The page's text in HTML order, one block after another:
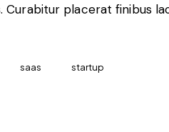
placerat finibus
saas startup